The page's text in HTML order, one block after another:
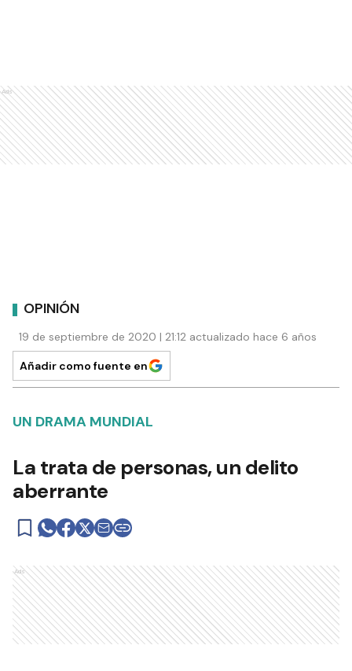
Ads
OPINIÓN
19 de septiembre de 2020 | 21:12 actualizado hace 6 años
Añadir como fuente en
UN DRAMA MUNDIAL
La trata de personas, un delito
aberrante
Ads